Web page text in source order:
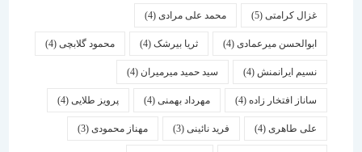
غزال کرامتی(5) محمد علی مرادی(4)
ابوالحسن میرعمادی(4) ثریا بیرشک(4) محمود گلابچی(4)
نسیم ایرانمنش(4) سید حمید میرمیران(4)
ساناز افتخار زاده(4) مهرداد بهمنی (4) پرویز طلایی(4)
علی طاهری(4) فرید نائینی(3) مهناز محمودی(3)